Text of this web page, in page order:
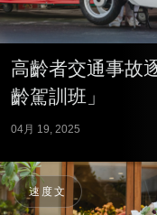
高齡者交通事故
齡駕訓班」
04月 19, 2025
速度文